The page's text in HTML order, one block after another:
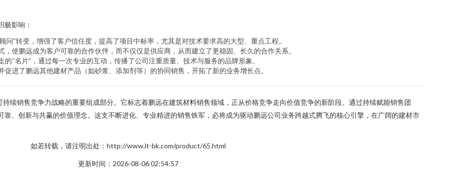
极影响：
问”转变，增强了客户信任度，提高了项目中标率，尤其是对技术要求高的大型、重点工程。
，使鹏远成为客户可靠的合作伙伴，而不仅仅是供应商，从而建立了更稳固、长久的合作关系。
“名片”，通过每一次专业的互动，传播了公司注重质量、技术与服务的品牌形象。
促进了鹏远其他建材产品（如砂浆、添加剂等）的协同销售，开拓了新的业务增长点。
续销售竞争力战略的重要组成部分。它标志着鹏远在建筑材料销售领域，正从价格竞争走向价值竞争的新阶段。通过持续赋能销售团
、创新与共赢的价值理念。这支不断进化、专业精进的销售铁军，必将成为驱动鹏远公司业务跨越式腾飞的核心引擎，在广阔的建材市
如若转载，请注明出处：http://www.lt-bk.com/product/65.html
更新时间：2026-08-06 02:54:57